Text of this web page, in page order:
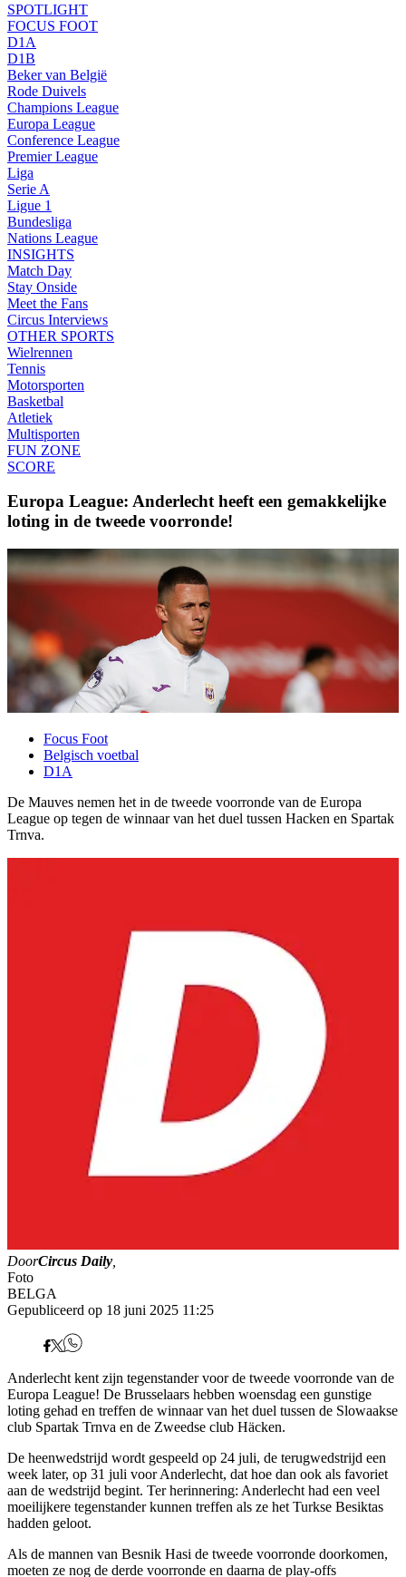
SPOTLIGHT
FOCUS FOOT
D1A
D1B
Beker van België
Rode Duivels
Champions League
Europa League
Conference League
Premier League
Liga
Serie A
Ligue 1
Bundesliga
Nations League
INSIGHTS
Match Day
Stay Onside
Meet the Fans
Circus Interviews
OTHER SPORTS
Wielrennen
Tennis
Motorsporten
Basketbal
Atletiek
Multisporten
FUN ZONE
SCORE
Europa League: Anderlecht heeft een gemakkelijke
loting in de tweede voorronde!
Focus Foot
Belgisch voetbal
D1A
De Mauves nemen het in de tweede voorronde van de Europa
League op tegen de winnaar van het duel tussen Hacken en Spartak
Trnva.
DoorCircus Daily
Foto
BELGA
Gepubliceerd op 18 juni 2025 11:25
Anderlecht kent zijn tegenstander voor de tweede voorronde van de
Europa League! De Brusselaars hebben woensdag een gunstige
loting gehad en treffen de winnaar van het duel tussen de Slowaakse
club Spartak Trnva en de Zweedse club Häcken.
De heenwedstrijd wordt gespeeld op 24 juli, de terugwedstrijd een
week later, op 31 juli voor Anderlecht, dat hoe dan ook als favoriet
aan de wedstrijd begint. Ter herinnering: Anderlecht had een veel
moeilijkere tegenstander kunnen treffen als ze het Turkse Besiktas
hadden geloot.
Als de mannen van Besnik Hasi de tweede voorronde doorkomen,
moeten ze nog de derde voorronde en daarna de play-offs